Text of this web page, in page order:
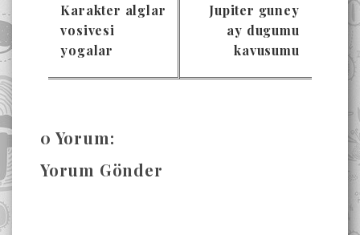
Karakter alglar
vosivesi
yogalar
Jupiter guney
ay dugumu
kavusumu
0 Yorum:
Yorum Gönder